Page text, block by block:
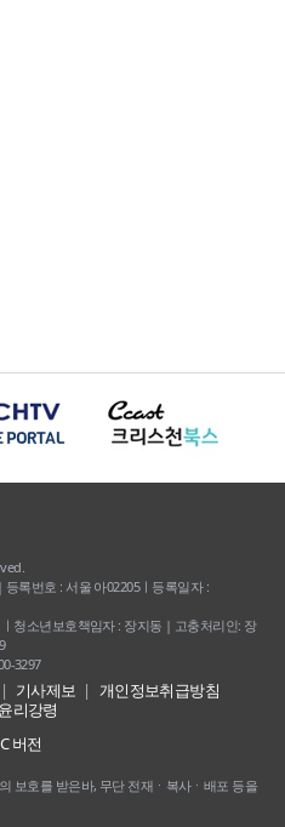
록번호 : 서울 아02205ㅣ등록일자 :
청소년보호책임자 : 장지동 | 고충처리인: 장
3297
기사제보
개인정보취급방침
윤리강령
버전
보호를 받은바, 무단 전재ㆍ복사ㆍ배포 등을